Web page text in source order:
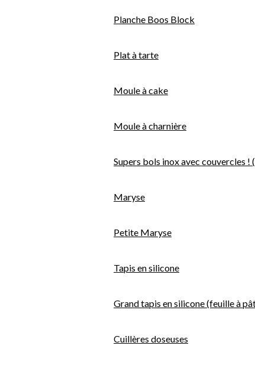
Planche Boos Block
Plat à tarte
Moule à cake
Moule à charnière
Supers bols inox avec couvercles !
Maryse
Petite Maryse
Tapis en silicone
Grand tapis en silicone (feuille à
Cuillères doseuses